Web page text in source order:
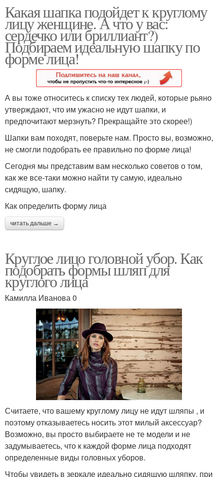
Какая шапка подойдет к круглому
лицу женщине. А что у вас:
сердечко или бриллиант?)
Подбираем идеальную шапку по
форме лица!
А вы тоже относитесь к списку тех людей, которые рьяно
утверждают, что им ужасно не идут шапки, и
предпочитают мерзнуть? Прекращайте это скорее!)
Шапки вам походят, поверьте нам. Просто вы, возможно,
не смогли подобрать ее правильно по форме лица!
Сегодня мы представим вам несколько советов о том,
как же все-таки можно найти ту самую, идеально
сидящую, шапку.
Как определить форму лица
читать дальше →
Круглое лицо головной убор. Как
подобрать формы шляп для
круглого лица
Камилла Иванова 0
Считаете, что вашему круглому лицу не идут шляпы , и
поэтому отказываетесь носить этот милый аксессуар?
Возможно, вы просто выбираете не те модели и не
задумываетесь, что к каждой форме лица подходят
определенные виды головных уборов.
Чтобы увидеть в зеркале идеально сидящую шляпку, при